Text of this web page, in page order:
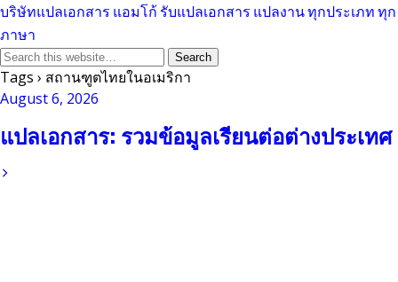
บริษัทแปลเอกสาร แอมโก้ รับแปลเอกสาร แปลงาน ทุกประเภท ทุก
ภาษา
Tags › สถานฑูตไทยในอเมริกา
August 6, 2026
แปลเอกสาร: รวมข้อมูลเรียนต่อต่างประเทศ